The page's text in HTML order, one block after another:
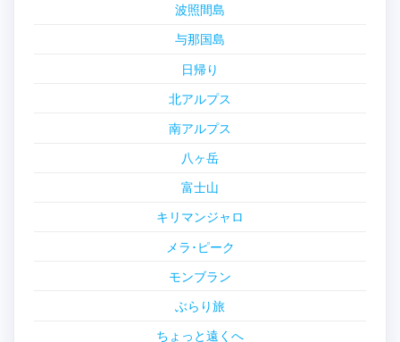
波照間島
与那国島
日帰り
北アルプス
南アルプス
八ヶ岳
富士山
キリマンジャロ
メラ･ピーク
モンブラン
ぶらり旅
ちょっと遠くへ